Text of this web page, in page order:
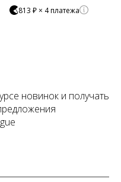
813 ₽ × 4 платежа
новинок и получать